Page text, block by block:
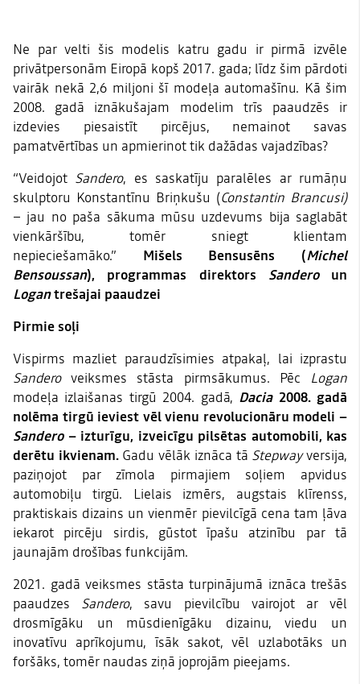
Ne par velti šis modelis katru gadu ir pirmā izvēle
privātpersonām Eiropā kopš 2017. gada; līdz šim pārdoti
vairāk nekā 2,6 miljoni šī modeļa automašīnu. Kā šim
2008. gadā iznākušajam modelim trīs paaudzēs ir
izdevies piesaistīt pircējus, nemainot savas
pamatvērtības un apmierinot tik dažādas vajadzības?
“Veidojot Sandero, es saskatīju paralēles ar rumāņu
skulptoru Konstantīnu Briņkušu (Constantin Brancusi)
– jau no paša sākuma mūsu uzdevums bija saglabāt
vienkāršību, tomēr sniegt klientam
nepieciešamāko.” Mišels Bensusēns (Michel
Bensoussan), programmas direktors Sanderoun
Logantrešajai paaudzei
Pirmie soļi
Vispirms mazliet paraudzīsimies atpakaļ, lai izprastu
Sanderoveiksmes stāsta pirmsākumus. Pēc Logan
modeļa izlaišanas tirgū 2004. gadā, Dacia2008. gadā
nolēma tirgū ieviest vēl vienu revolucionāru modeli –
Sandero– izturīgu, izveicīgu pilsētas automobili, kas
derētu ikvienam. Gadu vēlāk iznāca tā Stepwayversija,
paziņojot par zīmola pirmajiem soļiem apvidus
automobiļu tirgū. Lielais izmērs, augstais klīrenss,
praktiskais dizains un vienmēr pievilcīgā cena tam ļāva
iekarot pircēju sirdis, gūstot īpašu atzinību par tā
jaunajām drošības funkcijām.
2021. gadā veiksmes stāsta turpinājumā iznāca trešās
paaudzes Sandero, savu pievilcību vairojot ar vēl
drosmīgāku un mūsdienīgāku dizainu, viedu un
inovatīvu aprīkojumu, īsāk sakot, vēl uzlabotāks un
foršāks, tomēr naudas ziņā joprojām pieejams.